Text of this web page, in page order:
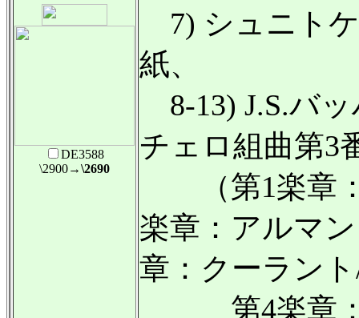
DE3588
\2900→\2690
7) シュニト
紙、
8-13) J.S.バ
チェロ組曲第3
（第1楽章：
楽章：アルマ
章：クーラン
第4楽章：